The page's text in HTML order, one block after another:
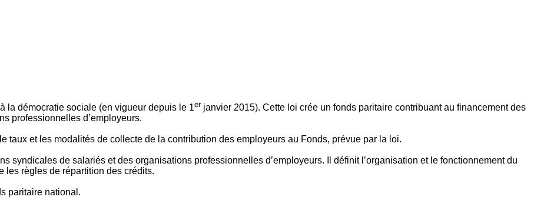
la démocratie sociale (en vigueur depuis le 1er janvier 2015). Cette loi crée un fonds paritaire contribuant au financement des
professionnelles d’employeurs.
taux et les modalités de collecte de la contribution des employeurs au Fonds, prévue par la loi.
syndicales de salariés et des organisations professionnelles d’employeurs. Il définit l’organisation et le fonctionnement du
les règles de répartition des crédits.
paritaire national.